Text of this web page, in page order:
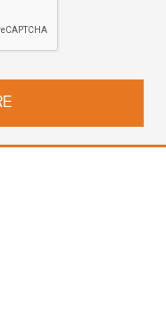
dans notre
également nous